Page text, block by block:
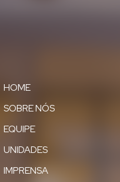
HOME
SOBRE NÓS
EQUIPE
UNIDADES
IMPRENSA